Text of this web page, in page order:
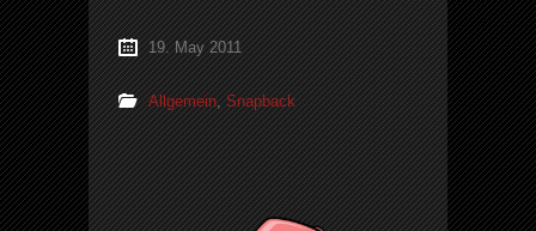
19. May 2011
Allgemein,Snapback